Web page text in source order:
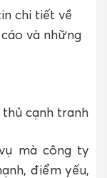
chi tiết về
và những
cạnh tranh
mà công ty
điểm yếu,